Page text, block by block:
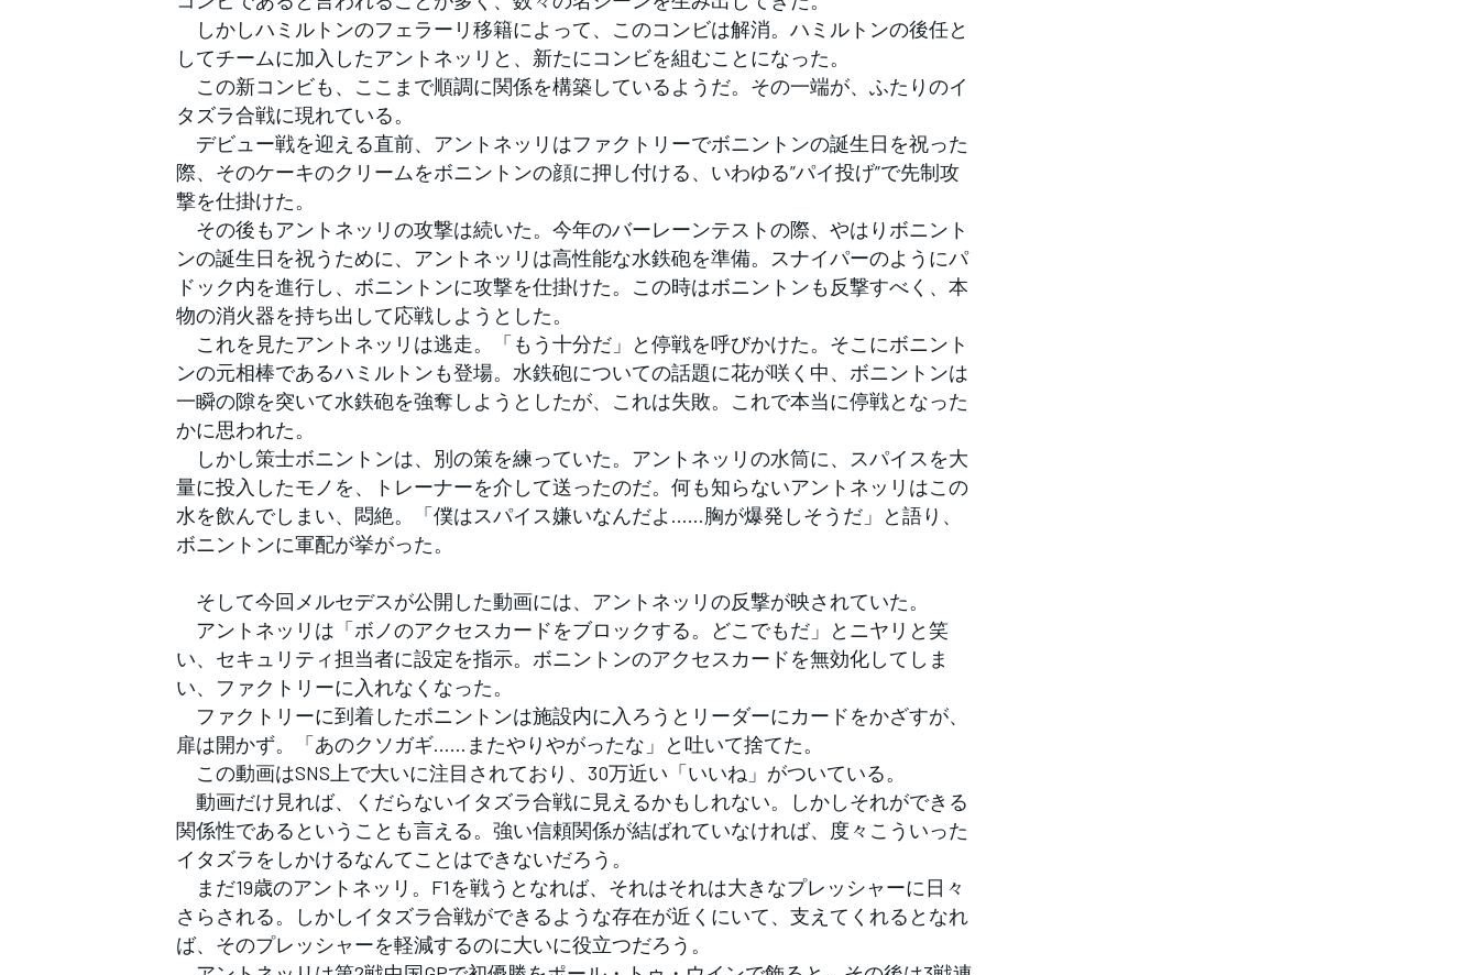
すべてのカテゴリー
しかしハミルトンのフェラーリ移籍によって、このコンビは解消。ハミルトンの後任と
してチームに加入したアントネッリと、新たにコンビを組むことになった。
この新コンビも、ここまで順調に関係を構築しているようだ。その一端が、ふたりのイ
タズラ合戦に現れている。
デビュー戦を迎える直前、アントネッリはファクトリーでボニントンの誕生日を祝った
際、そのケーキのクリームをボニントンの顔に押し付ける、いわゆる”パイ投げ”で先制攻
撃を仕掛けた。
その後もアントネッリの攻撃は続いた。今年のバーレーンテストの際、やはりボニント
ンの誕生日を祝うために、アントネッリは高性能な水鉄砲を準備。スナイパーのようにパ
ドック内を進行し、ボニントンに攻撃を仕掛けた。この時はボニントンも反撃すべく、本
物の消火器を持ち出して応戦しようとした。
これを見たアントネッリは逃走。「もう十分だ」と停戦を呼びかけた。そこにボニント
ンの元相棒であるハミルトンも登場。水鉄砲についての話題に花が咲く中、ボニントンは
一瞬の隙を突いて水鉄砲を強奪しようとしたが、これは失敗。これで本当に停戦となった
かに思われた。
しかし策士ボニントンは、別の策を練っていた。アントネッリの水筒に、スパイスを大
量に投入したモノを、トレーナーを介して送ったのだ。何も知らないアントネッリはこの
水を飲んでしまい、悶絶。「僕はスパイス嫌いなんだよ……胸が爆発しそうだ」と語り、
ボニントンに軍配が挙がった。
そして今回メルセデスが公開した動画には、アントネッリの反撃が映されていた。
アントネッリは「ボノのアクセスカードをブロックする。どこでもだ」とニヤリと笑
い、セキュリティ担当者に設定を指示。ボニントンのアクセスカードを無効化してしま
い、ファクトリーに入れなくなった。
ファクトリーに到着したボニントンは施設内に入ろうとリーダーにカードをかざすが、
扉は開かず。「あのクソガギ……またやりやがったな」と吐いて捨てた。
この動画はSNS上で大いに注目されており、30万近い「いいね」がついている。
動画だけ見れば、くだらないイタズラ合戦に見えるかもしれない。しかしそれができる
関係性であるということも言える。強い信頼関係が結ばれていなければ、度々こういった
イタズラをしかけるなんてことはできないだろう。
まだ19歳のアントネッリ。F1を戦うとなれば、それはそれは大きなプレッシャーに日々
さらされる。しかしイタズラ合戦ができるような存在が近くにいて、支えてくれるとなれ
ば、そのプレッシャーを軽減するのに大いに役立つだろう。